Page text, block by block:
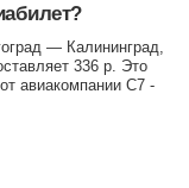
— Калининград,
336 р . Это
авиакомпании С7 -